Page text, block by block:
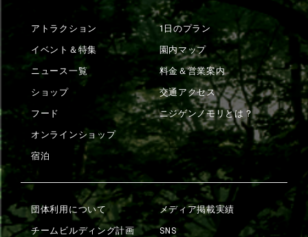
アトラクション
イベント＆特集
ニュース一覧
ショップ
フード
オンラインショップ
宿泊
1日のプラン
園内マップ
料金＆営業案内
交通アクセス
ニジゲンノモリとは？
団体利用について
チームビルディング計画
メディア掲載実績
SNS